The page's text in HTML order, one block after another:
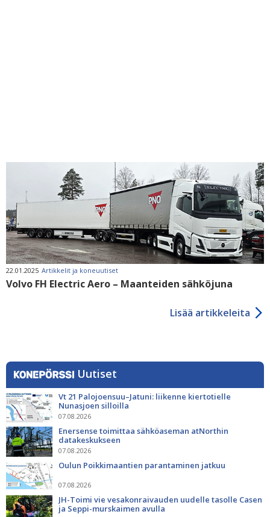
22.01.2025 Artikkelit ja koneuutiset
Volvo FH Electric Aero – Maanteiden sähköjuna
Lisää artikkeleita
Uutiset
Vt 21 Palojoensuu–Jatuni: liikenne kiertotielle
Nunasjoen silloilla
07.08.2026
Enersense toimittaa sähköaseman atNorthin
datakeskukseen
07.08.2026
Oulun Poikkimaantien parantaminen jatkuu
07.08.2026
JH-Toimi vie vesakonraivauden uudelle tasolle Casen
ja Seppi-murskaimen avulla